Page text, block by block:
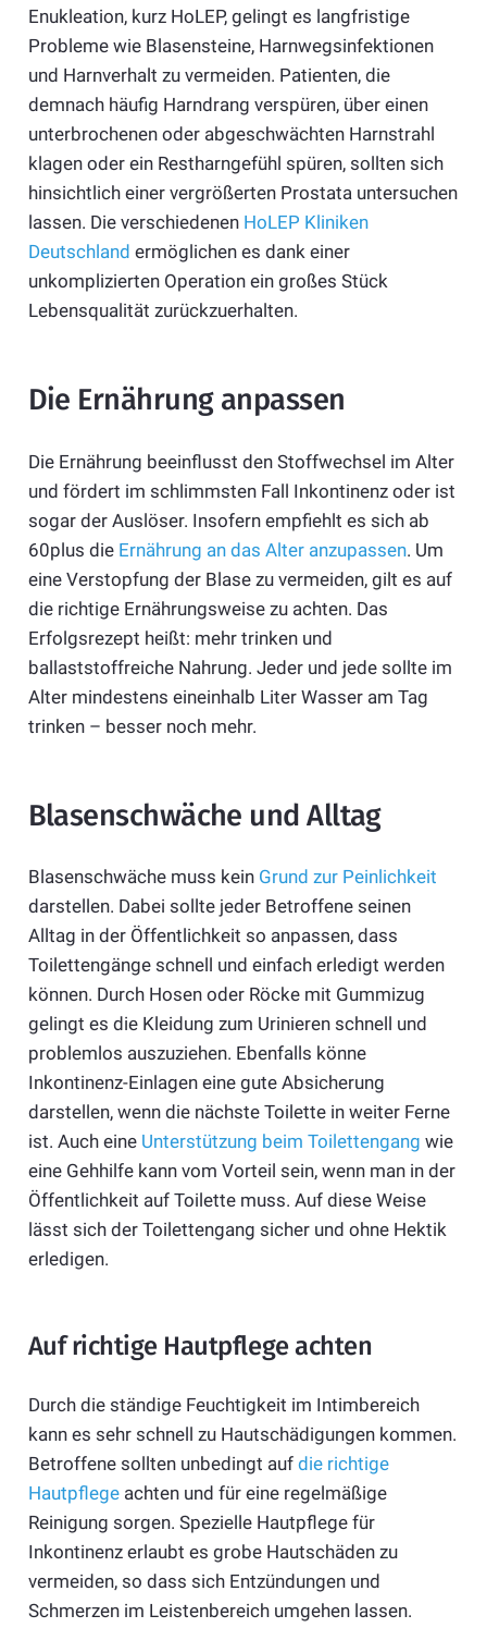
Enukleation, kurz HoLEP, gelingt es langfristige
Probleme wie Blasensteine, Harnwegsinfektionen
und Harnverhalt zu vermeiden. Patienten, die
demnach häufig Harndrang verspüren, über einen
unterbrochenen oder abgeschwächten Harnstrahl
klagen oder ein Restharngefühl spüren, sollten sich
hinsichtlich einer vergrößerten Prostata untersuchen
lassen. Die verschiedenen HoLEP Kliniken
Deutschland ermöglichen es dank einer
unkomplizierten Operation ein großes Stück
Lebensqualität zurückzuerhalten.
Die Ernährung anpassen
Die Ernährung beeinflusst den Stoffwechsel im Alter
und fördert im schlimmsten Fall Inkontinenz oder ist
sogar der Auslöser. Insofern empfiehlt es sich ab
60plus die Ernährung an das Alter anzupassen. Um
eine Verstopfung der Blase zu vermeiden, gilt es auf
die richtige Ernährungsweise zu achten. Das
Erfolgsrezept heißt: mehr trinken und
ballaststoffreiche Nahrung. Jeder und jede sollte im
Alter mindestens eineinhalb Liter Wasser am Tag
trinken – besser noch mehr.
Blasenschwäche und Alltag
Blasenschwäche muss kein Grund zur Peinlichkeit
darstellen. Dabei sollte jeder Betroffene seinen
Alltag in der Öffentlichkeit so anpassen, dass
Toilettengänge schnell und einfach erledigt werden
können. Durch Hosen oder Röcke mit Gummizug
gelingt es die Kleidung zum Urinieren schnell und
problemlos auszuziehen. Ebenfalls könne
Inkontinenz-Einlagen eine gute Absicherung
darstellen, wenn die nächste Toilette in weiter Ferne
ist. Auch eine Unterstützung beim Toilettengang wie
eine Gehhilfe kann vom Vorteil sein, wenn man in der
Öffentlichkeit auf Toilette muss. Auf diese Weise
lässt sich der Toilettengang sicher und ohne Hektik
erledigen.
Auf richtige Hautpflege achten
Durch die ständige Feuchtigkeit im Intimbereich
kann es sehr schnell zu Hautschädigungen kommen.
Betroffene sollten unbedingt auf die richtige
Hautpflegeachten und für eine regelmäßige
Reinigung sorgen. Spezielle Hautpflege für
Inkontinenz erlaubt es grobe Hautschäden zu
vermeiden, so dass sich Entzündungen und
Schmerzen im Leistenbereich umgehen lassen.